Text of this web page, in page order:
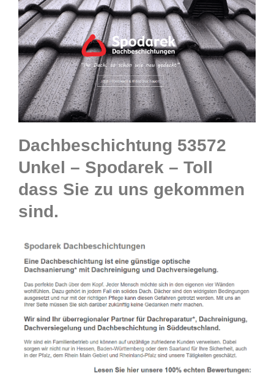
Dachbeschichtung 53572
Unkel – Spodarek – Toll
dass Sie zu uns gekommen
sind.